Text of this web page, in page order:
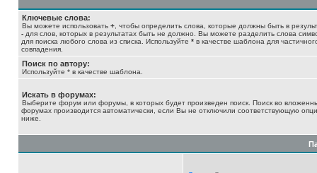
Ключевые слова:
Вы можете использовать + , чтобы определить слова, которые должны быть в
- для слов, которых в результатах быть не должно. Вы можете разделить слова
для поиска любого слова из списка. Используйте * в качестве шаблона для
совпадения.
Поиск по автору:
Используйте * в качестве шаблона.
Искать в форумах:
Выберите форум или форумы, в которых будет произведен поиск. Поиск во
форумах производится автоматически, если Вы не отключили соответствующую
ниже.